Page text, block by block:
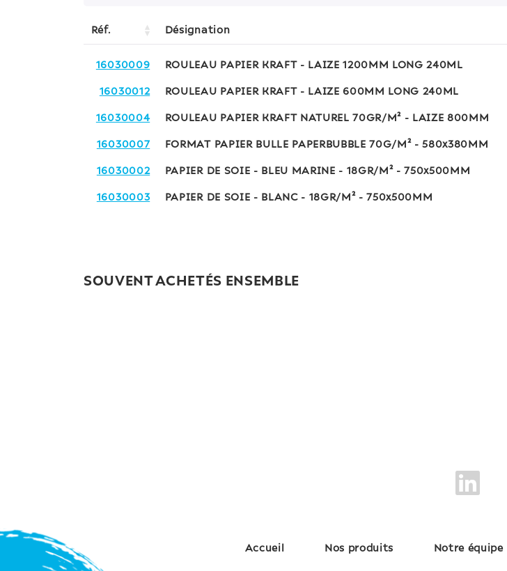
Réf. Désignation
16030009 ROULEAU PAPIER KRAFT - LAIZE 1200MM LONG 240ML
16030012 ROULEAU PAPIER KRAFT - LAIZE 600MM LONG 240ML
16030004 ROULEAU PAPIER KRAFT NATUREL 70GR/M² - LAIZE 800MM
16030007 FORMAT PAPIER BULLE PAPERBUBBLE 70G/M² - 580x380MM
16030002 PAPIER DE SOIE - BLEU MARINE - 18GR/M² - 750x500MM
16030003 PAPIER DE SOIE - BLANC - 18GR/M² - 750x500MM
SOUVENT ACHETÉS ENSEMBLE
Accueil Nos produits Notre équipe